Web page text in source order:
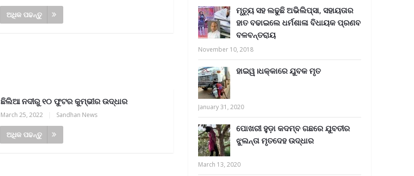
ଅଧିକ ପଢନ୍ତୁ
ଛିଲିଆ ନଦୀରୁ ୧୦ ଫୁଟର କୁମ୍ଭୀର ଉଦ୍ଧାର
March 25, 2022 Sandhan News
ଅଧିକ ପଢନ୍ତୁ
ମୃତ୍ୟୁ ସହ ଲଢୁଛି ଅଭିଲିପ୍ସା, ସହାୟତାର
ହାତ ବଢାଇଲେ ଧର୍ମଶାଳା ବିଧାୟକ ପ୍ରଣବ
ବଳବନ୍ତରାୟ
November 10, 2018
ହାଇୱ।ଧକ୍କାରେ ଯୁବକ ମୃତ
January 31, 2020
ପୋଖରୀ ହୁଡ଼ା କଦମ୍ବ ଗଛରେ ଯୁବତୀର
ଝୁଲନ୍ତା ମୃତଦେହ ଉଦ୍ଧାର
March 13, 2020